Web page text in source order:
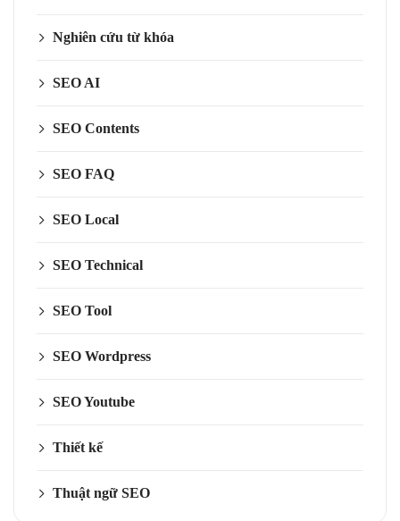
Nghiên cứu từ khóa
SEO AI
SEO Contents
SEO FAQ
SEO Local
SEO Technical
SEO Tool
SEO Wordpress
SEO Youtube
Thiết kế
Thuật ngữ SEO